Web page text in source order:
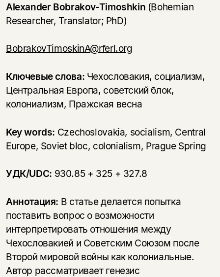
Alexander Bobrakov-Timoshkin (Bohemian
Researcher, Translator; PhD)
BobrakovTimoskinA@rferl.org
Ключевые слова: Чехословакия, социализм,
Центральная Европа, советский блок,
колониализм, Пражская весна
Key words: Czechoslovakia, socialism, Central
Europe, Soviet bloc, colonialism, Prague Spring
УДК/UDC: 930.85 + 325 + 327.8
Аннотация: В статье делается попытка
поставить вопрос о возможности
интерпретировать отношения между
Чехословакией и Советским Союзом после
Второй мировой войны как колониальные.
Автор рассматривает генезис